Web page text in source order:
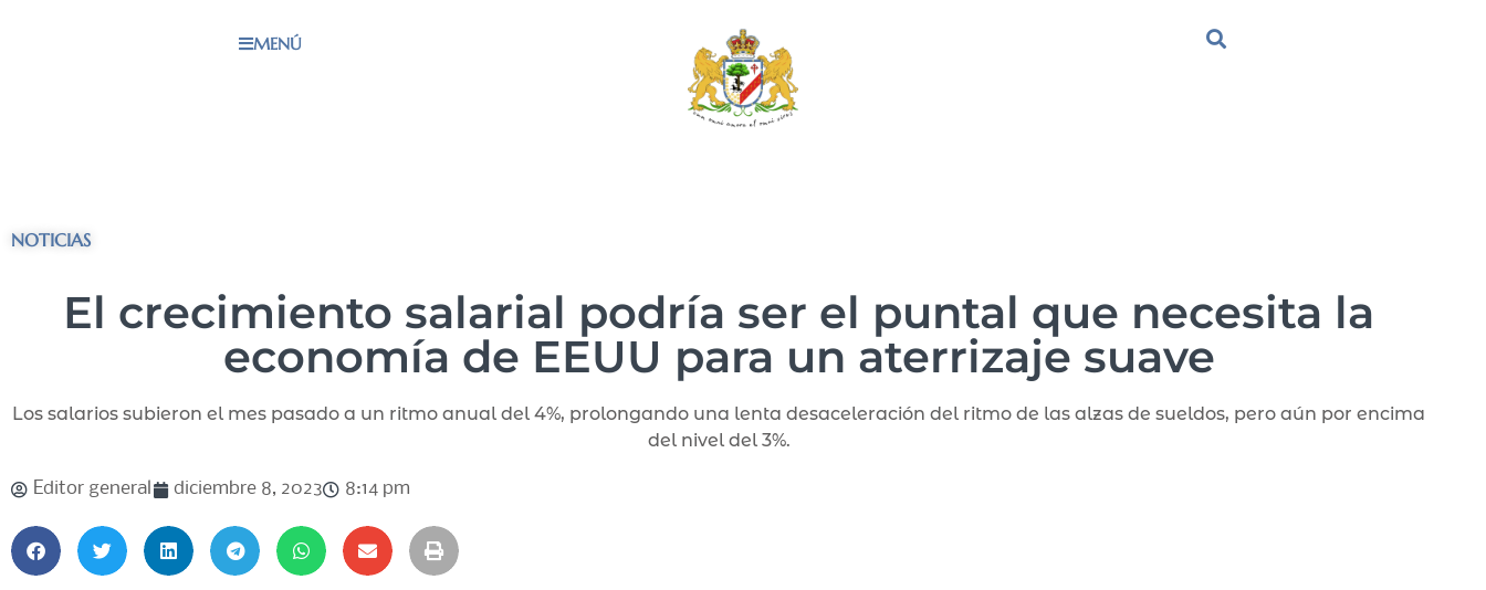
MENÚ
NOTICIAS
El crecimiento salarial podría ser el puntal que necesita la
economía de EEUU para un aterrizaje suave
Los salarios subieron el mes pasado a un ritmo anual del 4%, prolongando una lenta desaceleración del ritmo de las alzas de sueldos, pero aún por encima
del nivel del 3%.
Editor general diciembre 8, 2023 8:14 pm